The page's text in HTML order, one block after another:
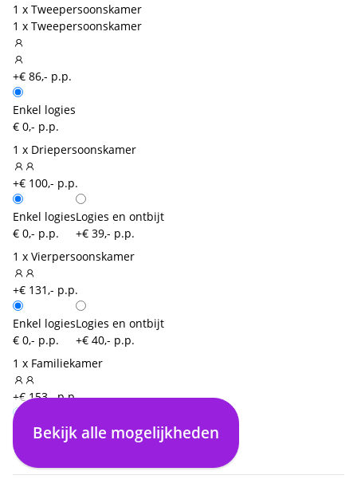
1 x Tweepersoonskamer
1 x Tweepersoonskamer
+€ 86,- p.p.
Enkel logies
€ 0,- p.p.
1 x Driepersoonskamer
+€ 100,- p.p.
Enkel logies
€ 0,- p.p.
Logies en ontbijt
+€ 39,- p.p.
1 x Vierpersoonskamer
+€ 131,- p.p.
Enkel logies
€ 0,- p.p.
Logies en ontbijt
+€ 40,- p.p.
1 x Familiekamer
+€ 153,- p.p.
Enkel logies
€ 0,- p.p.
Logies en ontbijt
Bekijk alle mogelijkheden